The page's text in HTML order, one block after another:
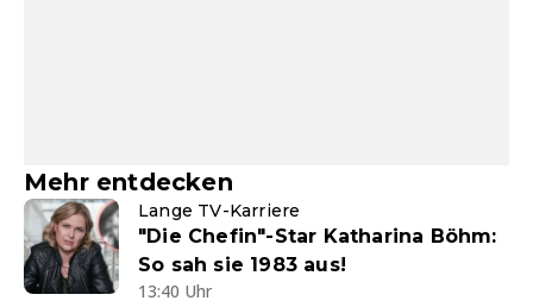
Mehr entdecken
Lange TV-Karriere
"Die Chefin"-Star Katharina Böhm:
So sah sie 1983 aus!
13:40 Uhr